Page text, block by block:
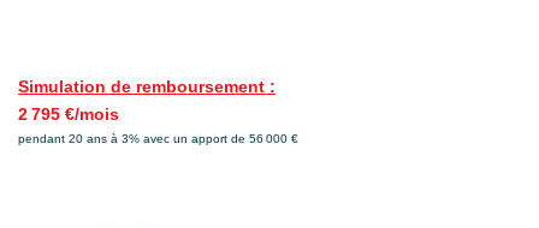
Simulation de remboursement :
2 795 €/mois
pendant 20 ans à 3% avec un apport de 56 000 €